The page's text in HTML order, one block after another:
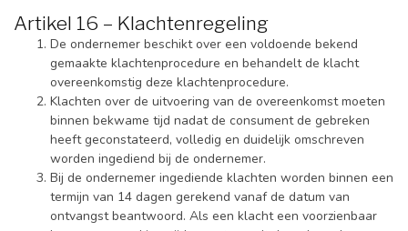
Artikel 16 – Klachtenregeling
De ondernemer beschikt over een voldoende bekend
gemaakte klachtenprocedure en behandelt de klacht
overeenkomstig deze klachtenprocedure.
Klachten over de uitvoering van de overeenkomst moeten
binnen bekwame tijd nadat de consument de gebreken
heeft geconstateerd, volledig en duidelijk omschreven
worden ingediend bij de ondernemer.
Bij de ondernemer ingediende klachten worden binnen een
termijn van 14 dagen gerekend vanaf de datum van
ontvangst beantwoord. Als een klacht een voorzienbaar